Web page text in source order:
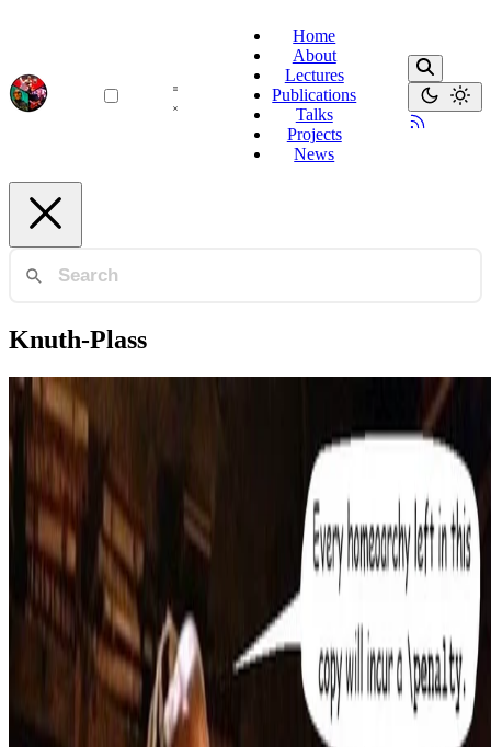
Home
About
Lectures
Publications
Talks
Projects
News
Knuth-Plass
Typography
Traitement des Similarités dans la Justification de
Paragraphe
Une extension au Knuth-Plass pour la détection d'homéoarchies et
homéotéleutes.
Didier Verna
Sep 10, 2025•
1 min read
Read more